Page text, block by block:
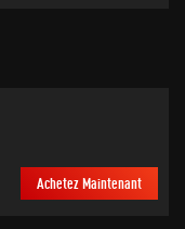
Achetez Maintenant